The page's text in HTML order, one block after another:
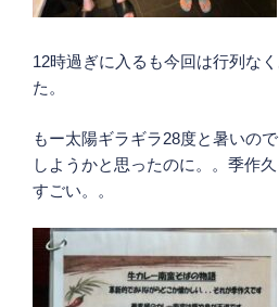
12時過ぎに入るも今回は行列な
た。
もー太陽ギラギラ28度と暑いの
しようかと思ったのに。。季作
すごい。。